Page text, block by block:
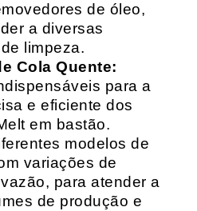
de óleo,
a diversas
limpeza.
Cola Quente:
para a
e eficiente dos
em bastão.
modelos de
variações de
para atender a
de produção e